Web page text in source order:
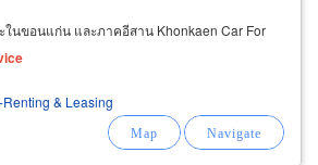
ในขอนแก่น และภาคอีสาน Khonkaen Car For
& Leasing